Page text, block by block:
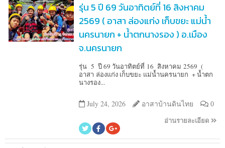
รุ่น 5 ปี 69 วันอาทิตย์ที่ 16 สิงหาคม
2569 ( อาสา ล่องแก่ง เก็บขยะ แม่น้ำ
นครนายก + น้ำตกนางรอง ) อ.เมือง
จ.นครนายก
รุ่น 5 ปี 69 วันอาทิตย์ที่ 16 สิงหาคม 2569 (
อาสา ล่องแก่ง เก็บขยะ แม่น้ำนครนายก + น้ำตก
นางรอง...
July 24, 2026 อาสาบ้านดินไทย 0
อ่านรายละเอียด